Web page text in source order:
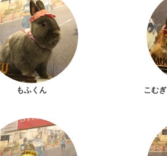
もふくん こむ